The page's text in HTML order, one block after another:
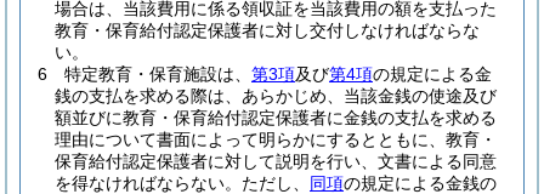
場合は、当該費用に係る領収証を当該費用の額を支払った
教育・保育給付認定保護者に対し交付しなければならな
い。
6
特定教育・保育施設は、 第3項及び第4項の規定による金
銭の支払を求める際は、あらかじめ、当該金銭の使途及び
額並びに教育・保育給付認定保護者に金銭の支払を求める
理由について書面によって明らかにするとともに、教育・
保育給付認定保護者に対して説明を行い、文書による同意
を得なければならない。 ただし、 同項の規定による金銭の